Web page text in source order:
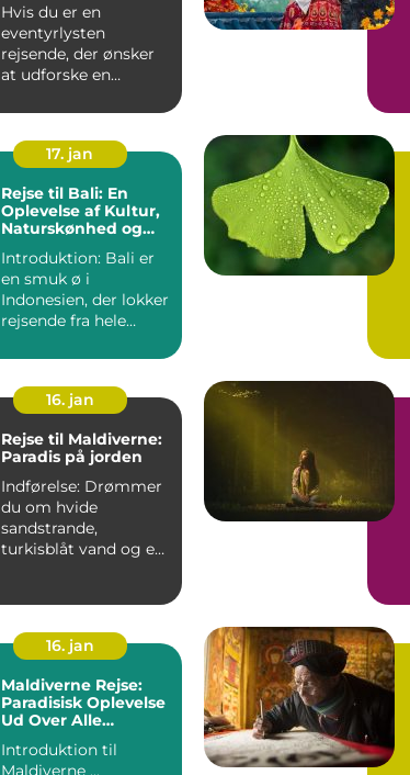
Hvis du er en
eventyrlysten
rejsende, der ønsker
at udforske en
rig på kultur, h...
17. jan
Rejse til Bali: En
Oplevelse af Kultur,
Naturskønhed og
Introduktion: Bali er
en smuk ø i
Indonesien, der lokker
rejsende fra hele
enestående...
16. jan
Rejse til Maldiverne:
Paradis på jorden
Indførelse: Drømmer
du om hvide
sandstrande,
turkisblåt vand og en
du...
16. jan
Maldiverne Rejse:
Paradisisk Oplevelse
Ud Over Alle
Introduktion til
Maldiverne ...